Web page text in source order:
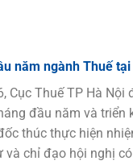
năm ngành Thuế tại
Cục Thuế TP Hà Nội
đầu năm và triển
thúc thực hiện
và chỉ đạo hội nghị